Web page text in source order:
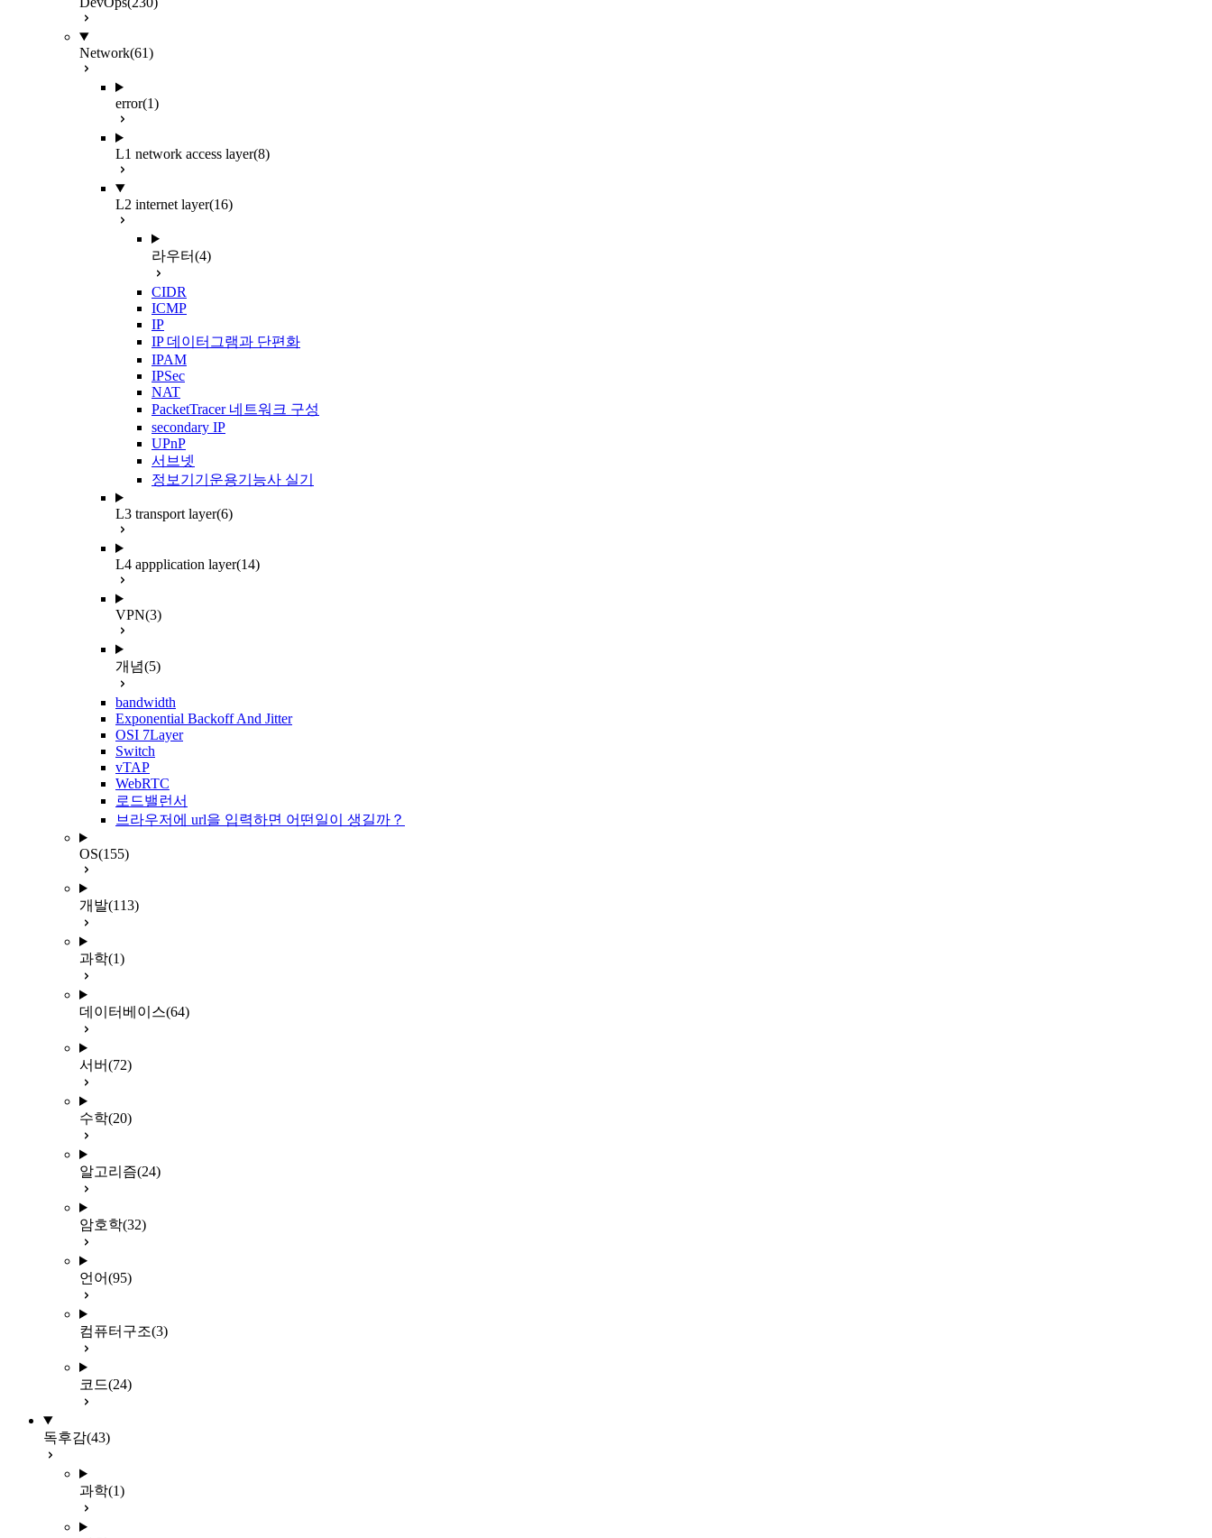
Network(61)
error(1)
L1 network access layer(8)
L2 internet layer(16)
라우터(4)
CIDR
ICMP
IP
IP 데이터그램과 단편화
IPAM
IPSec
NAT
PacketTracer 네트워크 구성
secondary IP
UPnP
서브넷
정보기기운용기능사 실기
L3 transport layer(6)
L4 appplication layer(14)
VPN(3)
개념(5)
bandwidth
Exponential Backoff And Jitter
OSI 7Layer
Switch
vTAP
WebRTC
로드밸런서
브라우저에 url을 입력하면 어떤일이 생길까？
OS(155)
개발(113)
과학(1)
데이터베이스(64)
서버(72)
수학(20)
알고리즘(24)
암호학(32)
언어(95)
컴퓨터구조(3)
코드(24)
독후감(43)
과학(1)